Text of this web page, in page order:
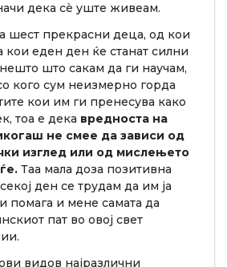
дека сè уште живеам.
шест прекрасни деца, од кои
кои еден ден ќе станат силни
што сакам да ги научам,
кого сум неизмерно горда
кои им ги пренесува како
тоа е дека вредноста на
не смее да зависи од
изглед или од мислењето
Таа мала доза позитивна
ден се трудам да им ја
помага и мене самата да
пат во овој свет
видов најразлични